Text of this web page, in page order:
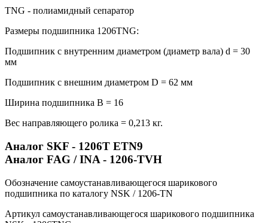
TNG - полиамидный сепаратор
Размеры подшипника 1206TNG:
Подшипник с внутренним диаметром (диаметр вала) d = 30
мм
Подшипник с внешним диаметром D = 62 мм
Ширина подшипника B = 16
Вес направляющего ролика = 0,213 кг.
Аналог SKF - 1206T ETN9
Аналог FAG / INA - 1206-TVH
Обозначение самоустанавливающегося шарикового
подшипника по каталогу NSK / 1206-TN
Артикул самоустанавливающегося шарикового подшипника